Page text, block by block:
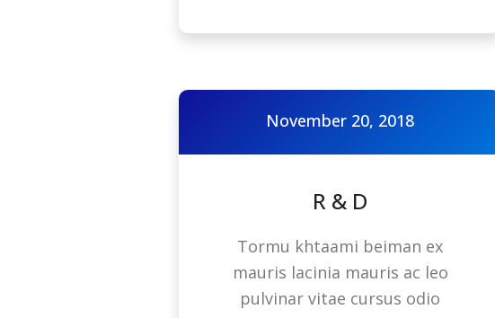
November 20, 2018
R & D
Tormu khtaami beiman ex
mauris lacinia mauris ac leo
pulvinar vitae cursus odio